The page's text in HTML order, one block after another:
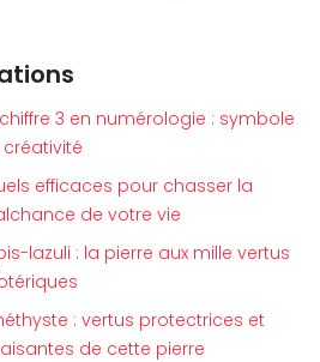
3 en numérologie : symbole
efficaces pour chasser la
de votre vie
lazuli : la pierre aux mille vertus
: vertus protectrices et
de cette pierre